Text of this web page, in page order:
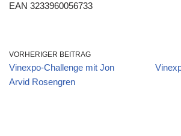
EAN 3233960056733
VORHERIGER BEITRAG
Vinexpo-Challenge mit Jon
Arvid Rosengren